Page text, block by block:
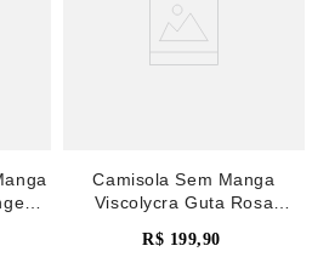
Camisola Sem Manga
Viscolycra Guta Rosa
R$ 199,90